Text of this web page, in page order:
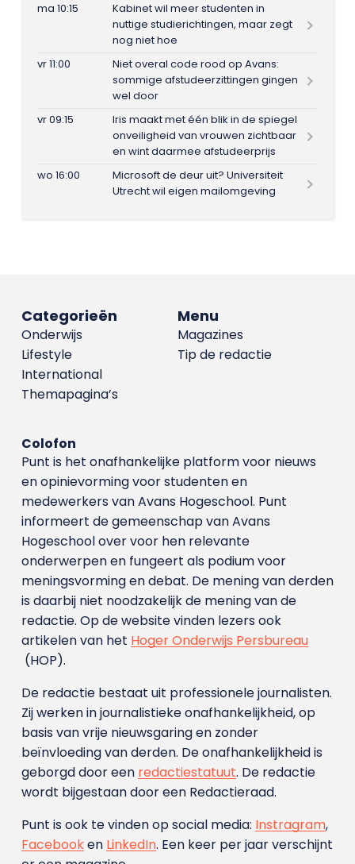
ma 10:15
Kabinet wil meer studenten in
nuttige studierichtingen, maar zegt
nog niet hoe
vr 11:00
Niet overal code rood op Avans:
sommige afstudeerzittingen gingen
wel door
vr 09:15
Iris maakt met één blik in de spiegel
onveiligheid van vrouwen zichtbaar
en wint daarmee afstudeerprijs
wo 16:00
Microsoft de deur uit? Universiteit
Utrecht wil eigen mailomgeving
Menu
Magazines
Tip de redactie
Categorieën
Onderwijs
Lifestyle
International
Themapagina’s
Colofon
Punt is het onafhankelijke platform voor nieuws
en opinievorming voor studenten en
medewerkers van Avans Hoge­school. Punt
informeert de gemeenschap van Avans
Hogeschool over voor hen relevante
onderwerpen en fungeert als podium voor
meningsvorming en debat. De mening van derden
is daarbij niet noodzakelijk de mening van de
redactie. Op de website vinden lezers ook
artikelen van het Hoger Onderwijs Persbureau
(HOP).
De redactie bestaat uit professionele journalisten.
Zij werken in journalistieke onafhankelijkheid, op
basis van vrije nieuwsgaring en zonder
beïnvloeding van derden. De onafhankelijkheid is
geborgd door een redactiestatuut. De redactie
wordt bijgestaan door een Redactieraad.
Punt is ook te vinden op social media: Instragram,
Facebooken LinkedIn. Een keer per jaar verschijnt